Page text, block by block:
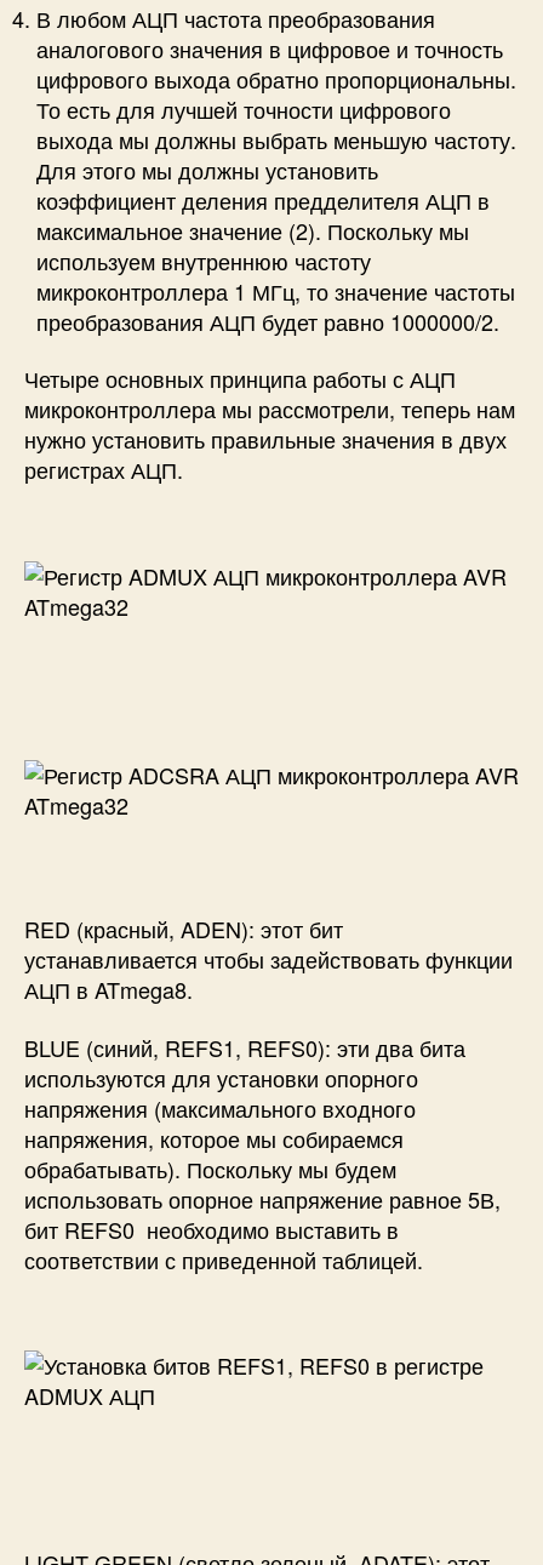
В любом АЦП частота преобразования
аналогового значения в цифровое и точность
цифрового выхода обратно пропорциональны.
То есть для лучшей точности цифрового
выхода мы должны выбрать меньшую частоту.
Для этого мы должны установить
коэффициент деления предделителя АЦП в
максимальное значение (2). Поскольку мы
используем внутреннюю частоту
микроконтроллера 1 МГц, то значение частоты
преобразования АЦП будет равно 1000000/2.
Четыре основных принципа работы с АЦП
микроконтроллера мы рассмотрели, теперь нам
нужно установить правильные значения в двух
регистрах АЦП.
RED (красный, ADEN): этот бит
устанавливается чтобы задействовать функции
АЦП в ATmega8.
BLUE (синий, REFS1, REFS0): эти два бита
используются для установки опорного
напряжения (максимального входного
напряжения, которое мы собираемся
обрабатывать). Поскольку мы будем
использовать опорное напряжение равное 5В,
бит REFS0 необходимо выставить в
соответствии с приведенной таблицей.